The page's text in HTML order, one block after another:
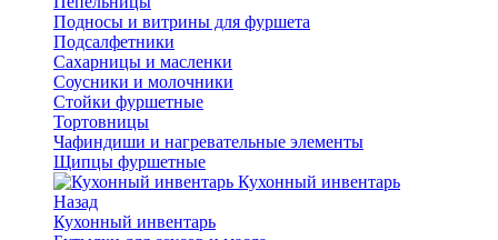
Подносы и витрины для фуршета
Подсалфетники
Сахарницы и масленки
Соусники и молочники
Стойки фуршетные
Тортовницы
Чафиндиши и нагревательные элементы
Щипцы фуршетные
Кухонный инвентарь
Назад
Кухонный инвентарь